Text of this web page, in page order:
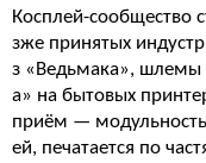
Косплей-сообщество
зже принятых
з «Ведьмака», шлемы
а» на бытовых
приём —
ей, печатается по